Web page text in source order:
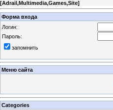
[Adrail,Multimedia,Games,Site]
Форма входа
Логин:
Пароль:
запомнить
Меню сайта
Categories